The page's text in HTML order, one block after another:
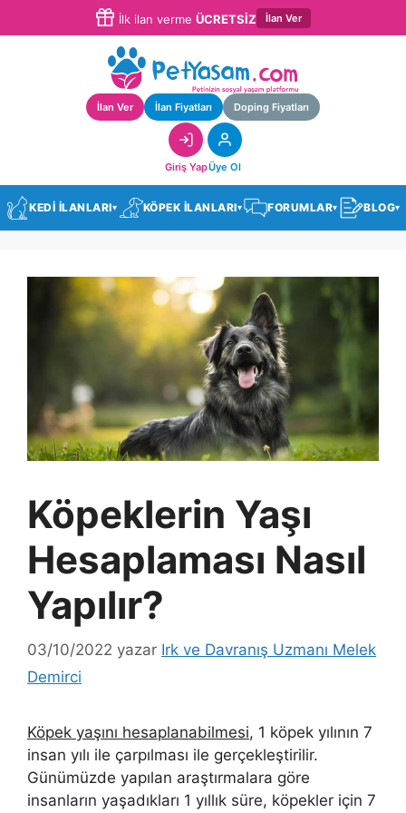
İlk ilan verme ÜCRETSİZ İlan Ver
İlan Ver İlan Fiyatları Doping Fiyatları
Giriş YapÜye Ol
KEDİ İLANLARI▾ KÖPEK İLANLARI▾ FORUMLAR▾ BLOG▾
Köpeklerin Yaşı
Hesaplaması Nasıl
Yapılır?
03/10/2022 yazar Irk ve Davranış Uzmanı Melek
Demirci
Köpek yaşını hesaplanabilmesi, 1 köpek yılının 7
insan yılı ile çarpılması ile gerçekleştirilir.
Günümüzde yapılan araştırmalara göre
insanların yaşadıkları 1 yıllık süre, köpekler için 7